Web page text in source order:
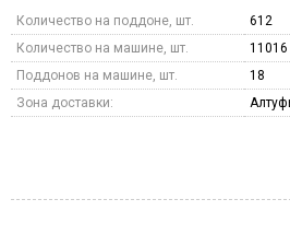
Количество на поддоне, шт.
612
Количество на машине, шт.
11016
Поддонов на машине, шт.
18
Зона доставки: